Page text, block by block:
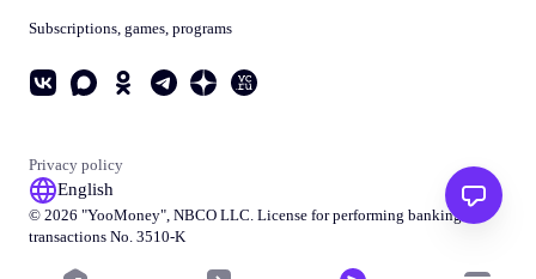
Subscriptions, games, programs
English
© 2026 "YooMoney", NBCO LLC. License for performing banking
transactions No. 3510-K
Privacy policy